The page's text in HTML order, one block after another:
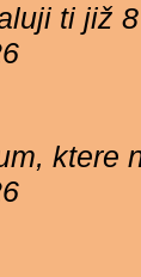
ti již
ktere